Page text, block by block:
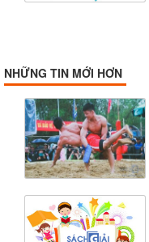
NHỮNG TIN MỚI HƠN